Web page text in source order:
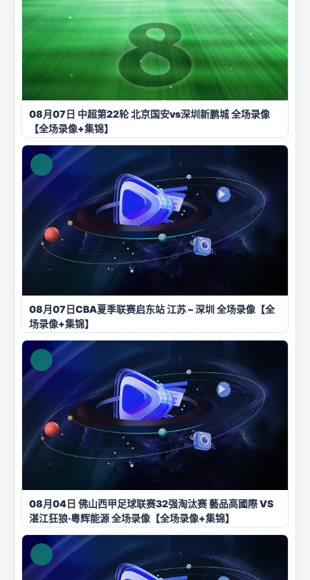
08月07日 中超第22轮 北京国安vs深圳新鹏城 全场录像
【全场录像+集锦】
08月07日CBA夏季联赛启东站 江苏 – 深圳 全场录像【全
场录像+集锦】
08月04日 佛山西甲足球联赛32强淘汰赛 藝品高國際 VS
湛江狂狼·粵辉能源 全场录像【全场录像+集锦】